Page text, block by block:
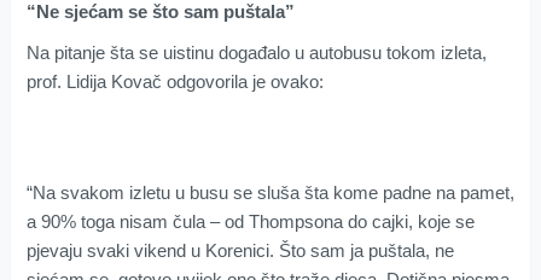
“Ne sjećam se što sam puštala”
Na pitanje šta se uistinu događalo u autobusu tokom izleta,
prof. Lidija Kovač odgovorila je ovako:
“Na svakom izletu u busu se sluša šta kome padne na pamet,
a 90% toga nisam čula – od Thompsona do cajki, koje se
pjevaju svaki vikend u Korenici. Što sam ja puštala, ne